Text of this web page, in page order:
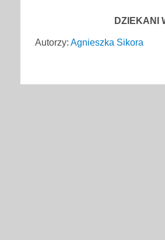
DZIEKANI
Autorzy: Agnieszka Sikora